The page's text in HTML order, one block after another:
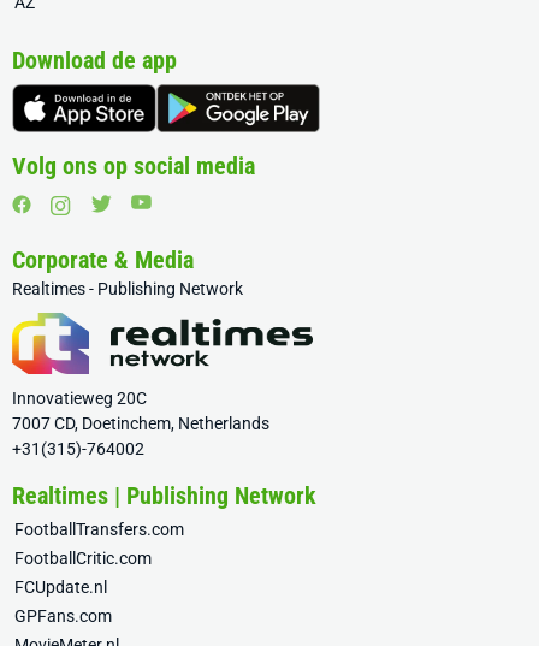
Download de app
Volg ons op social media
Corporate & Media
Realtimes - Publishing Network
Innovatieweg 20C
7007 CD, Doetinchem, Netherlands
+31(315)-764002
Realtimes | Publishing Network
FootballTransfers.com
FootballCritic.com
FCUpdate.nl
GPFans.com